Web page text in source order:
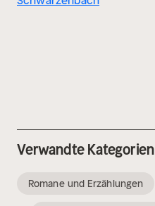
Verwandte Kategorien
Romane und Erzählungen